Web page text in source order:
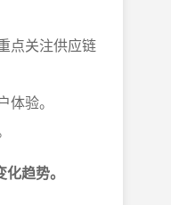
点关注供应链
验。
趋势。